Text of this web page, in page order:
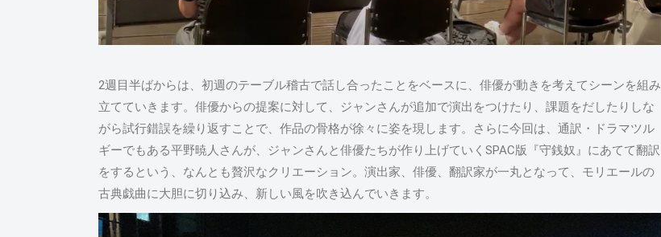
2週目半ばからは、初週のテーブル稽古で話し合ったことをベースに、俳優が動きを考えてシーンを組み
立てていきます。俳優からの提案に対して、ジャンさんが追加で演出をつけたり、課題をだしたりしな
がら試行錯誤を繰り返すことで、作品の骨格が徐々に姿を現します。さらに今回は、通訳・ドラマツル
ギーでもある平野暁人さんが、ジャンさんと俳優たちが作り上げていくSPAC版『守銭奴』にあてて翻訳
をするという、なんとも贅沢なクリエーション。演出家、俳優、翻訳家が一丸となって、モリエールの
古典戯曲に大胆に切り込み、新しい風を吹き込んでいきます。